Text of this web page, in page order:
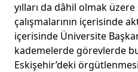
yılları da dâhil olmak
çalışmalarının içerisinde
içerisinde Üniversite
kademelerde görevlerde
Eskişehir’deki